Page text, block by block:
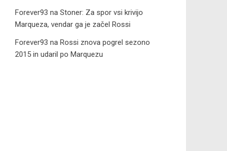
Forever93 na Stoner: Za spor vsi krivijo
Marqueza, vendar ga je začel Rossi
Forever93 na Rossi znova pogrel sezono
2015 in udaril po Marquezu